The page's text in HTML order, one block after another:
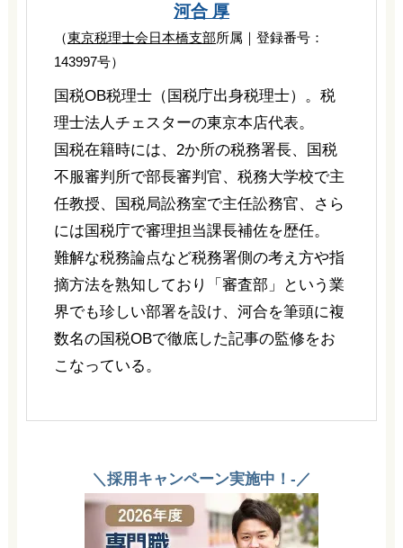
河合 厚
（東京税理士会日本橋支部所属｜登録番号：
143997号）
国税OB税理士（国税庁出身税理士）。税
理士法人チェスターの東京本店代表。
国税在籍時には、2か所の税務署長、国税
不服審判所で部長審判官、税務大学校で主
任教授、国税局訟務室で主任訟務官、さら
には国税庁で審理担当課長補佐を歴任。
難解な税務論点など税務署側の考え方や指
摘方法を熟知しており「審査部」という業
界でも珍しい部署を設け、河合を筆頭に複
数名の国税OBで徹底した記事の監修をお
こなっている。
＼採用キャンペーン実施中！-／